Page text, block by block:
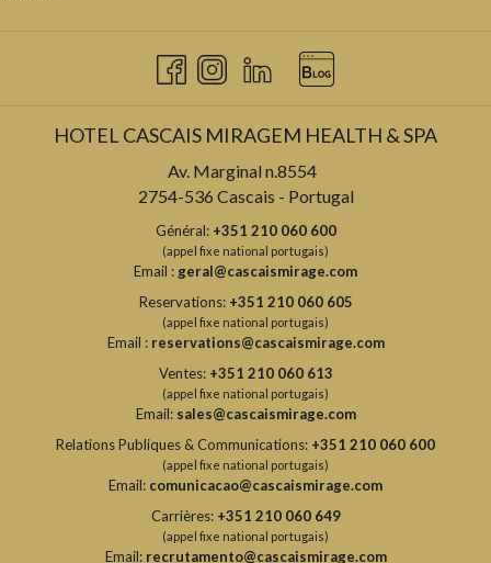
HOTEL CASCAIS MIRAGEM HEALTH & SPA
Av. Marginal n.8554
2754-536 Cascais - Portugal
Général: +351 210 060 600
(appel fixe national portugais)
Email : geral@cascaismirage.com
Reservations: +351 210 060 605
(appel fixe national portugais)
Email : reservations@cascaismirage.com
Ventes: +351 210 060 613
(appel fixe national portugais)
Email: sales@cascaismirage.com
Relations Publiques & Communications: +351 210 060 600
(appel fixe national portugais)
Email: comunicacao@cascaismirage.com
Carrières: +351 210 060 649
(appel fixe national portugais)
Email: recrutamento@cascaismirage.com